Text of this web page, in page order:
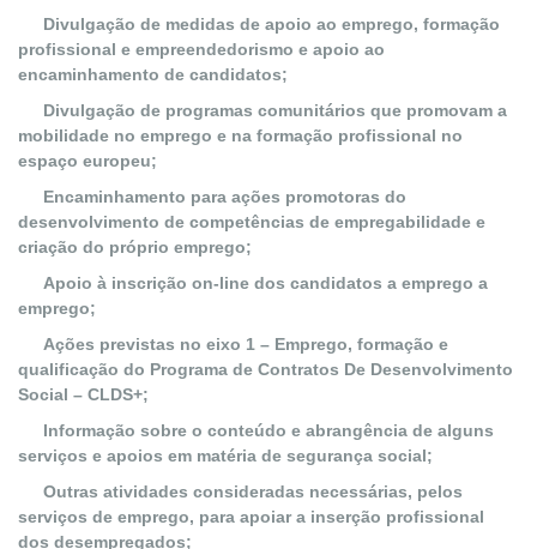
Divulgação de medidas de apoio ao emprego, formação
profissional e empreendedorismo e apoio ao
encaminhamento de candidatos;
Divulgação de programas comunitários que promovam a
mobilidade no emprego e na formação profissional no
espaço europeu;
Encaminhamento para ações promotoras do
desenvolvimento de competências de empregabilidade e
criação do próprio emprego;
Apoio à inscrição on-line dos candidatos a emprego a
emprego;
Ações previstas no eixo 1 – Emprego, formação e
qualificação do Programa de Contratos De Desenvolvimento
Social – CLDS+;
Informação sobre o conteúdo e abrangência de alguns
serviços e apoios em matéria de segurança social;
Outras atividades consideradas necessárias, pelos
serviços de emprego, para apoiar a inserção profissional
dos desempregados;